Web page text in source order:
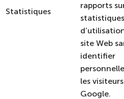
Statistiques
rapports
statistiques
site Web
identifier
les
Google.